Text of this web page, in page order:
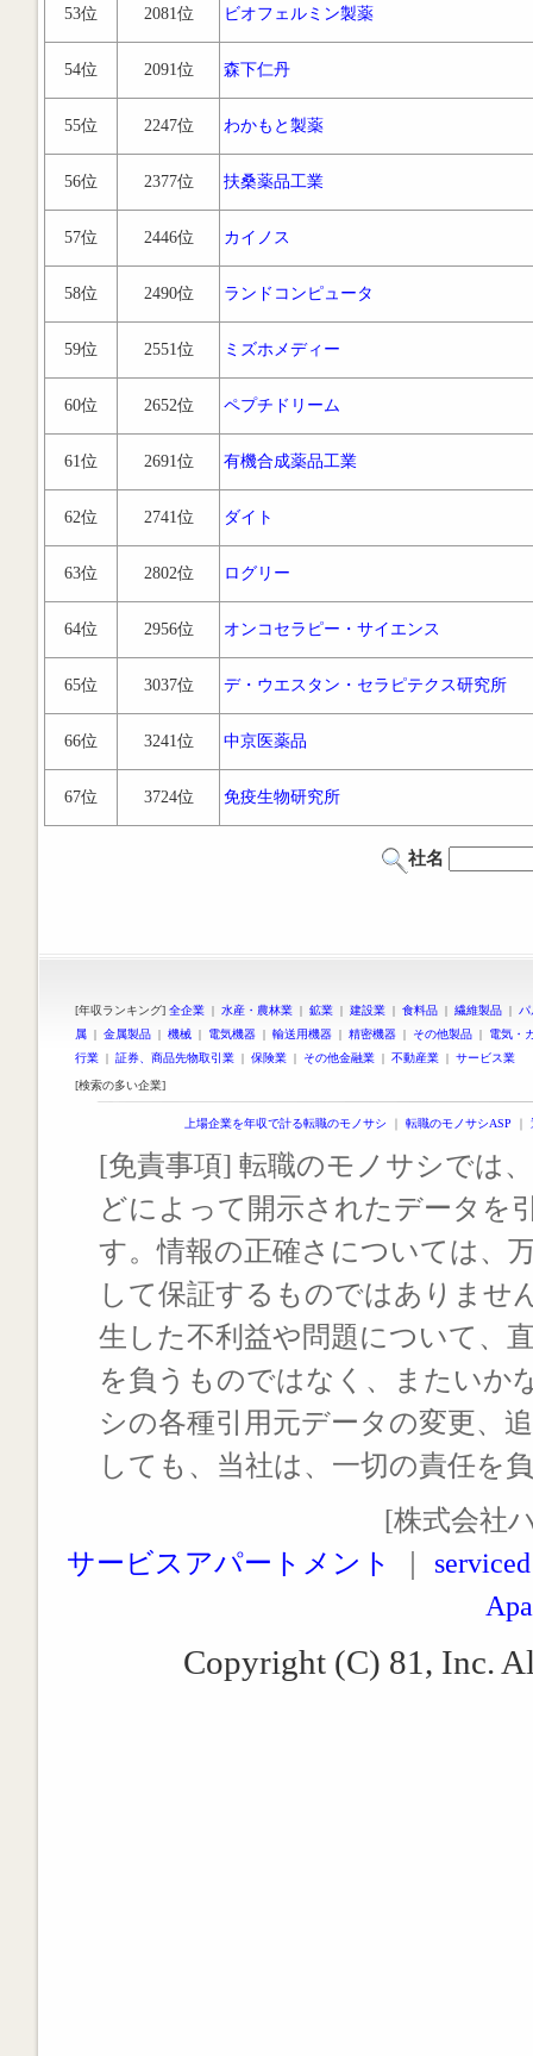
53位 2081位 ビオフェルミン製薬
54位 2091位 森下仁丹
55位 2247位 わかもと製薬
56位 2377位 扶桑薬品工業
57位 2446位 カイノス
58位 2490位 ランドコンピュータ
59位 2551位 ミズホメディー
60位 2652位 ペプチドリーム
61位 2691位 有機合成薬品工業
62位 2741位 ダイト
63位 2802位 ログリー
64位 2956位 オンコセラピー・サイエンス
65位 3037位 デ・ウエスタン・セラピテクス研究所
66位 3241位 中京医薬品
67位 3724位 免疫生物研究所
社名
[年収ランキング] 全企業 | 水産・農林業 | 鉱業 | 建設業 | 食料品 | 繊維製品 |
属 | 金属製品 | 機械 | 電気機器 | 輸送用機器 | 精密機器 | その他製品 | 電気・
行業 | 証券、商品先物取引業 | 保険業 | その他金融業 | 不動産業 | サービス業
[検索の多い企業]
上場企業を年収で計る転職のモノサシ ｜ 転職のモノサシASP ｜
[免責事項] 転職のモノサシでは
どによって開示されたデータを
す。情報の正確さについては、
して保証するものではありませ
生した不利益や問題について、
を負うものではなく、またいか
シの各種引用元データの変更、
しても、当社は、一切の責任を
[株式会社
サービスアパートメント
Copyright (C) 81, Inc.